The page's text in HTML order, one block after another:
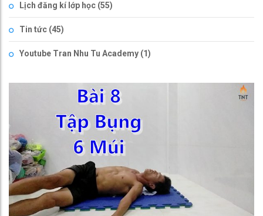
Lịch đăng kí lớp học (55)
Tin tức (45)
Youtube Tran Nhu Tu Academy (1)